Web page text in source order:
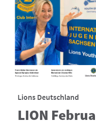
Lions Deutschland
LION